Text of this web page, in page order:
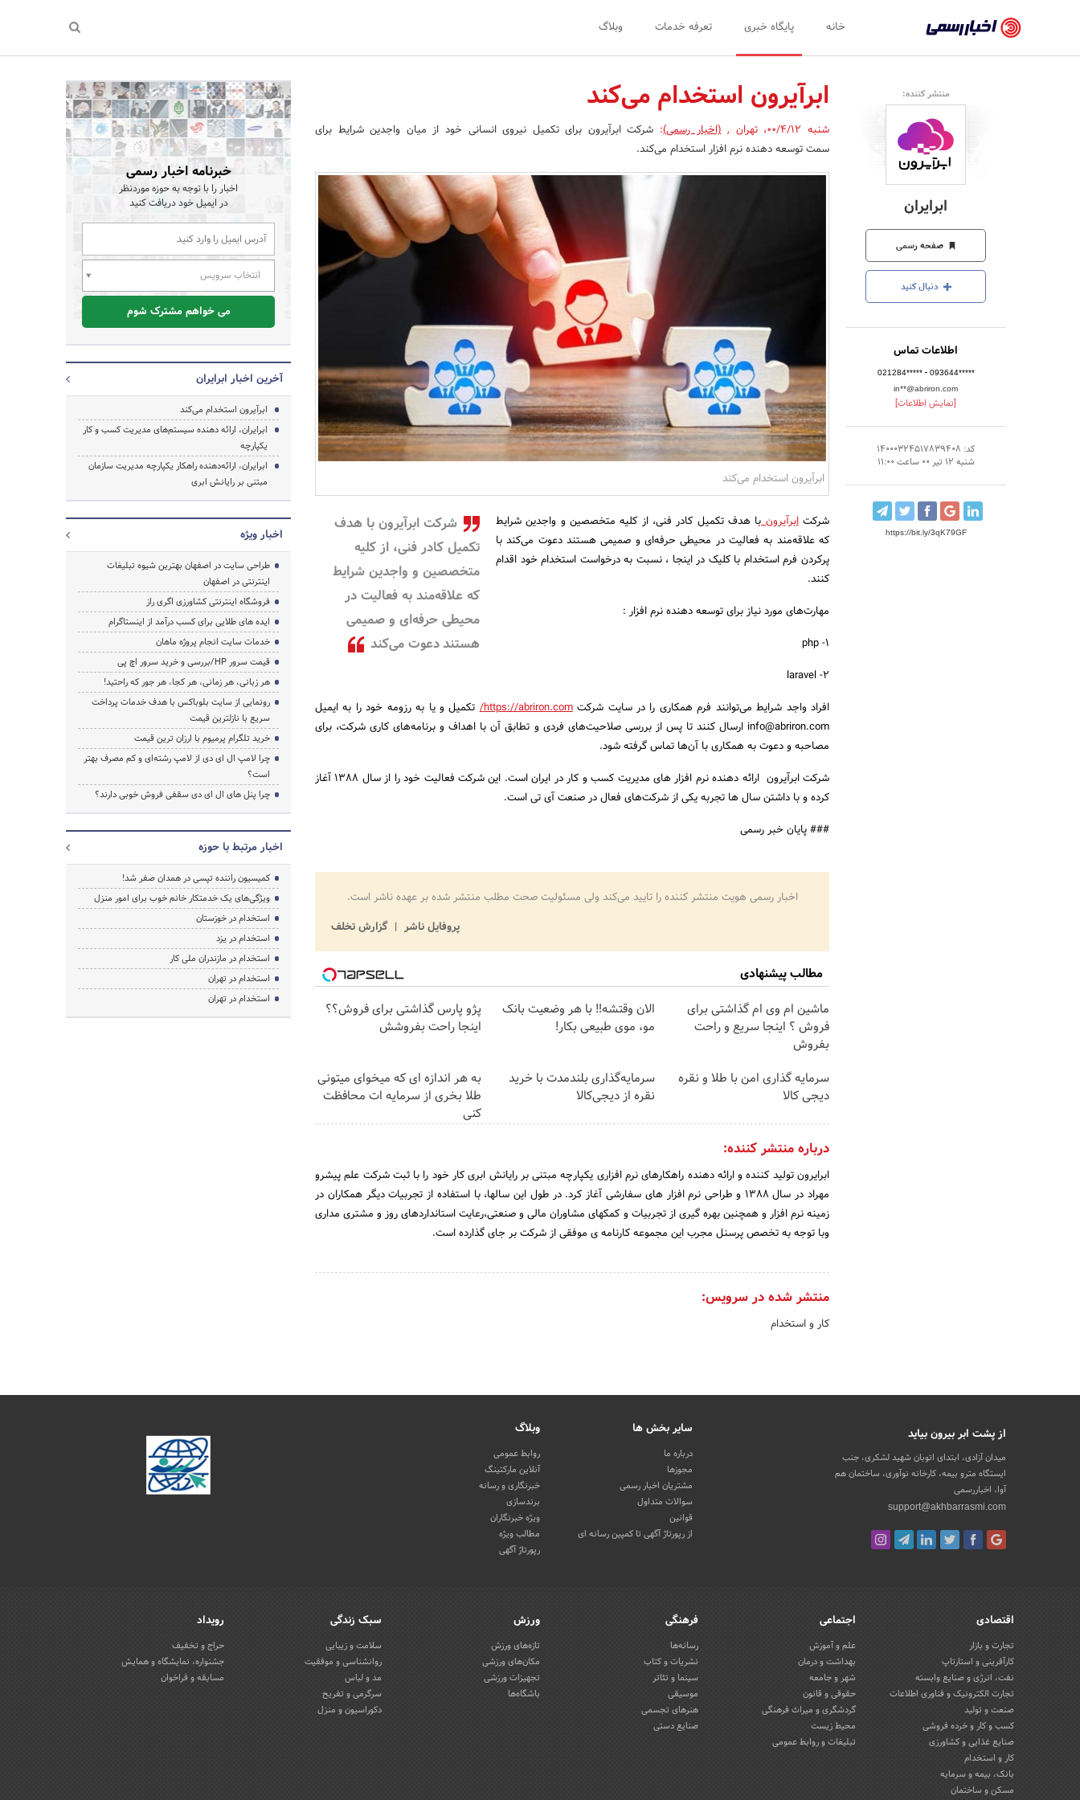
رسمی
-
اخبار
تایید
شده
شرکت‌ها،
سازمان‌ها
و
روابط
عمومی‌ها
خانه پایگاه خبری تعرفه خدمات وبلاگ
جستجو
منتشر کننده:
ابرایران
صفحه رسمی
دنبال کنید
اطلاعات تماس
021284***** - 093644*****
in**@abriron.com
[نمایش اطلاعات]
کد: 14000324517839408
شنبه 12 تیر 00 ساعت 11:00
https://bit.ly/3qK79GF
ابرآیرون استخدام می‌کند
شنبه 00/4/12 ،تهران ,(اخبار رسمی): شرکت ابرآیرون برای تکمیل نیروی انسانی خود از میان واجدین شرایط برای
سمت توسعه دهنده نرم افزار استخدام می‌کند.
ابرآیرون استخدام می‌کند
شرکت ابرآیرون با هدف
تکمیل کادر فنی، از کلیه
متخصصین و واجدین شرایط
که علاقه‌مند به فعالیت در
محیطی حرفه‌ای و صمیمی
هستند دعوت می‌کند
شرکتابرآیرونبا هدف تکمیل کادر فنی، از کلیه متخصصین و واجدین شرایط
که علاقه‌مند به فعالیت در محیطی حرفه‌ای و صمیمی هستند دعوت می‌کند با
پرکردن فرم استخدام با کلیک در اینجا ، نسبت به درخواست استخدام خود اقدام
کنند.
مهارت‌های مورد نیاز برای توسعه دهنده نرم افزار :
1- php
2- laravel
افراد واجد شرایط می‌توانند فرم همکاری را در سایت شرکتhttps://abriron.com/ تکمیل و یا به رزومه خود را به ایمیل
info@abriron.com ارسال کنند تا پس از بررسی صلاحیت‌های فردی و تطابق آن با اهداف و برنامه‌های کاری شرکت، برای
مصاحبه و دعوت به همکاری با آن‌ها تماس گرفته شود.
شرکت ابرآیرون ارائه دهنده نرم افزار های مدیریت کسب و کار در ایران است. این شرکت فعالیت خود را از سال 1388 آغاز
کرده و با داشتن سال ها تجربه یکی از شرکت‌های فعال در صنعت آی تی است.
### پایان خبر رسمی
اخبار رسمی هویت منتشر کننده را تایید می‌کند ولی مسئولیت صحت مطلب منتشر شده بر عهده ناشر است.
پروفایل ناشر
گزارش تخلف
مطالب پیشنهادی
ماشین ام وی ام گذاشتی برای
فروش ؟ اینجا سریع و راحت
بفروش
الان وقتشه‼️ با هر وضعیت بانک
مو، موی طبیعی بکار!
پژو پارس گذاشتی برای فروش؟؟
اینجا راحت بفروشش
سرمایه گذاری امن با طلا و نقره
دیجی کالا
سرمایه‌گذاری بلندمدت با خرید
نقره از دیجی‌کالا
به هر اندازه ای که میخوای میتونی
طلا بخری از سرمایه ات محافظت
کنی
درباره منتشر کننده:
ابرایرون تولید کننده و ارائه دهنده راهکارهای نرم افزاری یکپارچه مبتنی بر رایانش ابری کار خود را با ثبت شرکت علم پیشرو
مهراد در سال 1388 و طراحی نرم افزار های سفارشی آغاز کرد. در طول این سالها، با استفاده از تجربیات دیگر همکاران در
زمینه نرم افزار و همچنین بهره گیری از تجربیات و کمکهای مشاوران مالی و صنعتی،رعایت استانداردهای روز و مشتری مداری
وبا توجه به تخصص پرسنل مجرب این مجموعه کارنامه ی موفقی از شرکت بر جای گذارده است.
منتشر شده در سرویس:
کار و استخدام
خبرنامه اخبار رسمی
اخبار را با توجه به حوزه موردنظر
در ایمیل خود دریافت کنید
انتخاب سرویس
می خواهم مشترک شوم
آخرین اخبار ابرایران
ابرآیرون استخدام می‌کند
ابرایران، ارائه دهنده سیستم‌های مدیریت کسب و کار
یکپارچه
ابرایران، ارائه‌دهنده راهکار یکپارچه مدیریت سازمان
مبتنی بر رایانش ابری
اخبار ویژه
طراحی سایت در اصفهان بهترین شیوه تبلیغات
اینترنتی در اصفهان
فروشگاه اینترنتی کشاورزی اگری راز
ایده های طلایی برای کسب درآمد از اینستاگرام
خدمات سایت انجام پروژه ماهان
قیمت سرور HP/بررسی و خرید سرور اچ پی
هر زبانی، هر زمانی، هر کجا، هر جور که راحتید!
رونمایی از سایت بلوباکس با هدف خدمات پرداخت
سریع با نازلترین قیمت
خرید تلگرام پرمیوم با ارزان ترین قیمت
چرا لامپ ال ای دی از لامپ رشته‌ای و کم مصرف بهتر
است؟
چرا پنل های ال ای دی سقفی فروش خوبی دارند؟
اخبار مرتبط با حوزه
کمیسیون راننده تپسی در همدان صفر شد!
ویژگی‌های یک خدمتکار خانم خوب برای امور منزل
استخدام در خوزستان
استخدام در یزد
استخدام در مازندران ملی کار
استخدام در تهران
استخدام در تهران
از پشت ابر بیرون بیاید
میدان آزادی، ابتدای اتوبان شهید لشکری، جنب
ایستگاه مترو بیمه، کارخانه نوآوری، ساختمان هم
آوا، اخباررسمی
support@akhbarrasmi.com
سایر بخش ها
درباره ما
مجوزها
مشتریان اخبار رسمی
سوالات متداول
قوانین
از رپورتاژ آگهی تا کمپین رسانه ای
وبلاگ
روابط عمومی
آنلاین مارکتینگ
خبرنگاری و رسانه
برندسازی
ویژه خبرنگاران
مطالب ویژه
رپورتاژ آگهی
اقتصادی
تجارت و بازار
کارآفرینی و استارتاپ
نفت، انرژی و صنایع وابسته
تجارت الکترونیک و فناوری اطلاعات
صنعت و تولید
کسب و کار و خرده فروشی
صنایع غذایی و کشاورزی
کار و استخدام
بانک، بیمه و سرمایه
مسکن و ساختمان
اجتماعی
علم و آموزش
بهداشت و درمان
شهر و جامعه
حقوقی و قانون
گردشگری و میراث فرهنگی
محیط زیست
تبلیغات و روابط عمومی
فرهنگی
رسانه‌ها
نشریات و کتاب
سینما و تئاتر
موسیقی
هنرهای تجسمی
صنایع دستی
ورزش
تازه‌های ورزش
مکان‌های ورزشی
تجهیزات ورزشی
باشگاه‌ها
سبک زندگی
سلامت و زیبایی
روانشناسی و موفقیت
مد و لباس
سرگرمی و تفریح
دکوراسیون و منزل
رویداد
حراج و تخفیف
جشنواره، نمایشگاه و همایش
مسابقه و فراخوان